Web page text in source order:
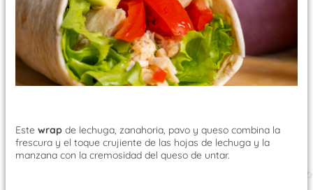
Este wrap de lechuga, zanahoria, pavo y queso combina la
frescura y el toque crujiente de las hojas de lechuga y la
manzana con la cremosidad del queso de untar.